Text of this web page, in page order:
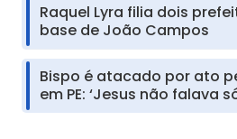
Raquel Lyra filia dois
base de João Campos
Bispo é atacado por ato
em PE: ‘Jesus não falava